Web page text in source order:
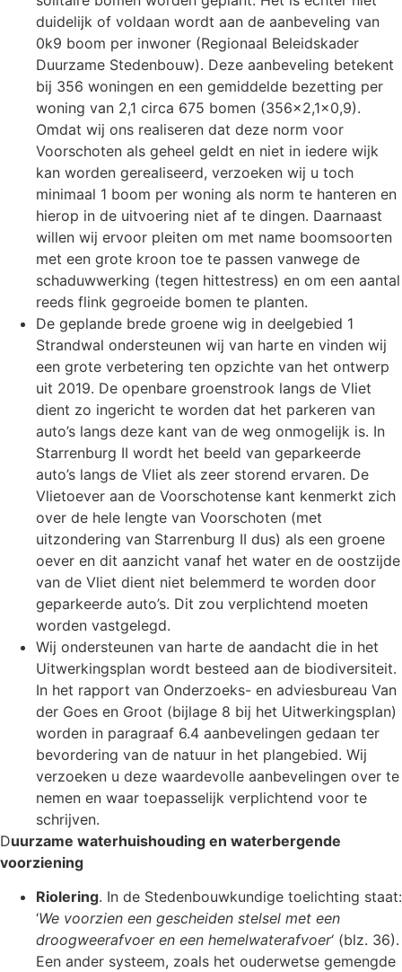
duidelijk of voldaan wordt aan de aanbeveling van
0k9 boom per inwoner (Regionaal Beleidskader
Duurzame Stedenbouw). Deze aanbeveling betekent
bij 356 woningen en een gemiddelde bezetting per
woning van 2,1 circa 675 bomen (356×2,1×0,9).
Omdat wij ons realiseren dat deze norm voor
Voorschoten als geheel geldt en niet in iedere wijk
kan worden gerealiseerd, verzoeken wij u toch
minimaal 1 boom per woning als norm te hanteren en
hierop in de uitvoering niet af te dingen. Daarnaast
willen wij ervoor pleiten om met name boomsoorten
met een grote kroon toe te passen vanwege de
schaduwwerking (tegen hittestress) en om een aantal
reeds flink gegroeide bomen te planten.
De geplande brede groene wig in deelgebied 1
Strandwal ondersteunen wij van harte en vinden wij
een grote verbetering ten opzichte van het ontwerp
uit 2019. De openbare groenstrook langs de Vliet
dient zo ingericht te worden dat het parkeren van
auto’s langs deze kant van de weg onmogelijk is. In
Starrenburg II wordt het beeld van geparkeerde
auto’s langs de Vliet als zeer storend ervaren. De
Vlietoever aan de Voorschotense kant kenmerkt zich
over de hele lengte van Voorschoten (met
uitzondering van Starrenburg II dus) als een groene
oever en dit aanzicht vanaf het water en de oostzijde
van de Vliet dient niet belemmerd te worden door
geparkeerde auto’s. Dit zou verplichtend moeten
worden vastgelegd.
Wij ondersteunen van harte de aandacht die in het
Uitwerkingsplan wordt besteed aan de biodiversiteit.
In het rapport van Onderzoeks- en adviesbureau Van
der Goes en Groot (bijlage 8 bij het Uitwerkingsplan)
worden in paragraaf 6.4 aanbevelingen gedaan ter
bevordering van de natuur in het plangebied. Wij
verzoeken u deze waardevolle aanbevelingen over te
nemen en waar toepasselijk verplichtend voor te
schrijven.
Duurzame waterhuishouding en waterbergende
voorziening
Riolering. In de Stedenbouwkundige toelichting staat:
‘We voorzien een gescheiden stelsel met een
droogweerafvoer en een hemelwaterafvoer‘ (blz. 36).
Een ander systeem, zoals het ouderwetse gemengde